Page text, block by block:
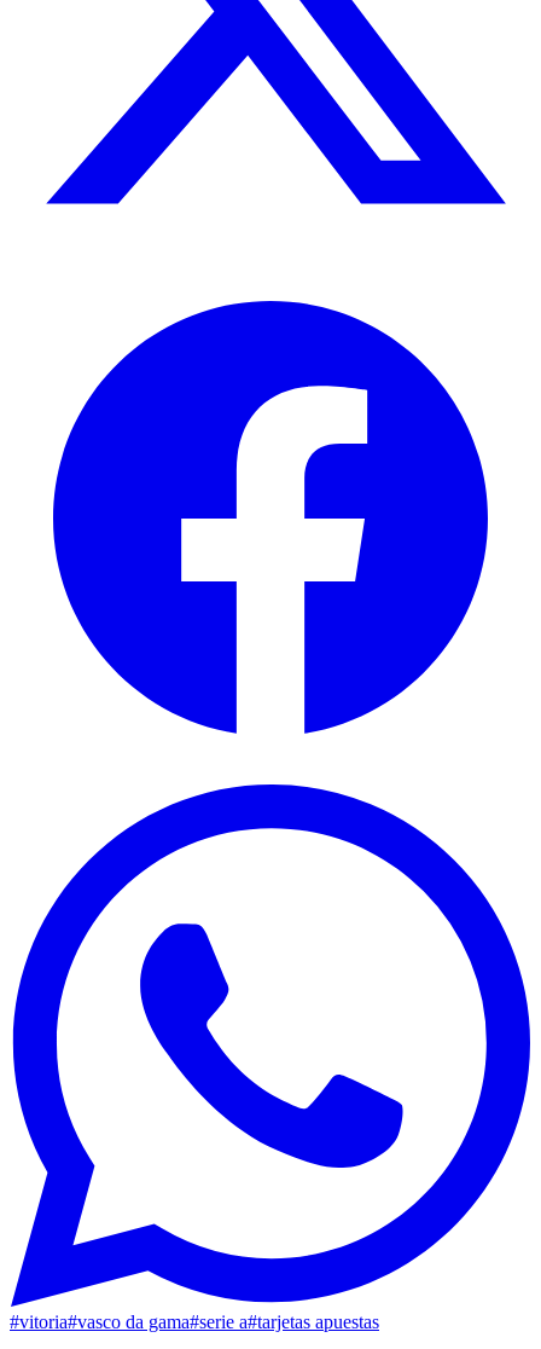
#vitoria#vasco da gama#serie a#tarjetas apuestas